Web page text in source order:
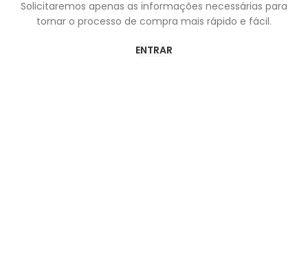
Solicitaremos apenas as informações necessárias para
tornar o processo de compra mais rápido e fácil.
ENTRAR